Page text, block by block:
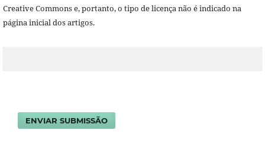
Creative Commons e, portanto, o tipo de licença não é indicado na
página inicial dos artigos.
ENVIAR SUBMISSÃO